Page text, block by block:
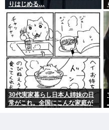
りはじめる…
30代実家暮らし日本人姉妹の日
常がこれ。全国にこんな家庭が